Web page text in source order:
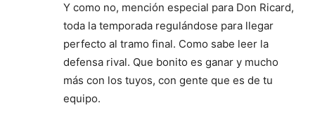
Y como no, mención especial para Don Ricard,
toda la temporada regulándose para llegar
perfecto al tramo final. Como sabe leer la
defensa rival. Que bonito es ganar y mucho
más con los tuyos, con gente que es de tu
equipo.